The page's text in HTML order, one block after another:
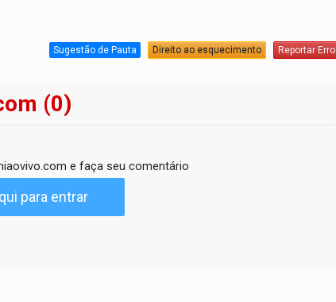
Sugestão de Pauta Direito ao esquecimento Reportar Erro
(0)
e faça seu comentário
para entrar